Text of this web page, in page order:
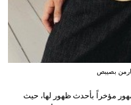
كارمن بصيبص
مؤخراً بأحدث ظهور لها، حيث